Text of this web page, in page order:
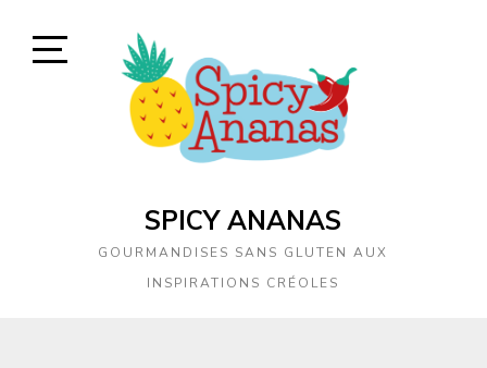
SPICY ANANAS
GOURMANDISES SANS GLUTEN AUX
INSPIRATIONS CRÉOLES